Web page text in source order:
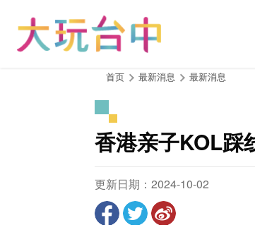
首页 最新消息 最新消息
香港亲子KOL踩
更新日期：2024-10-02